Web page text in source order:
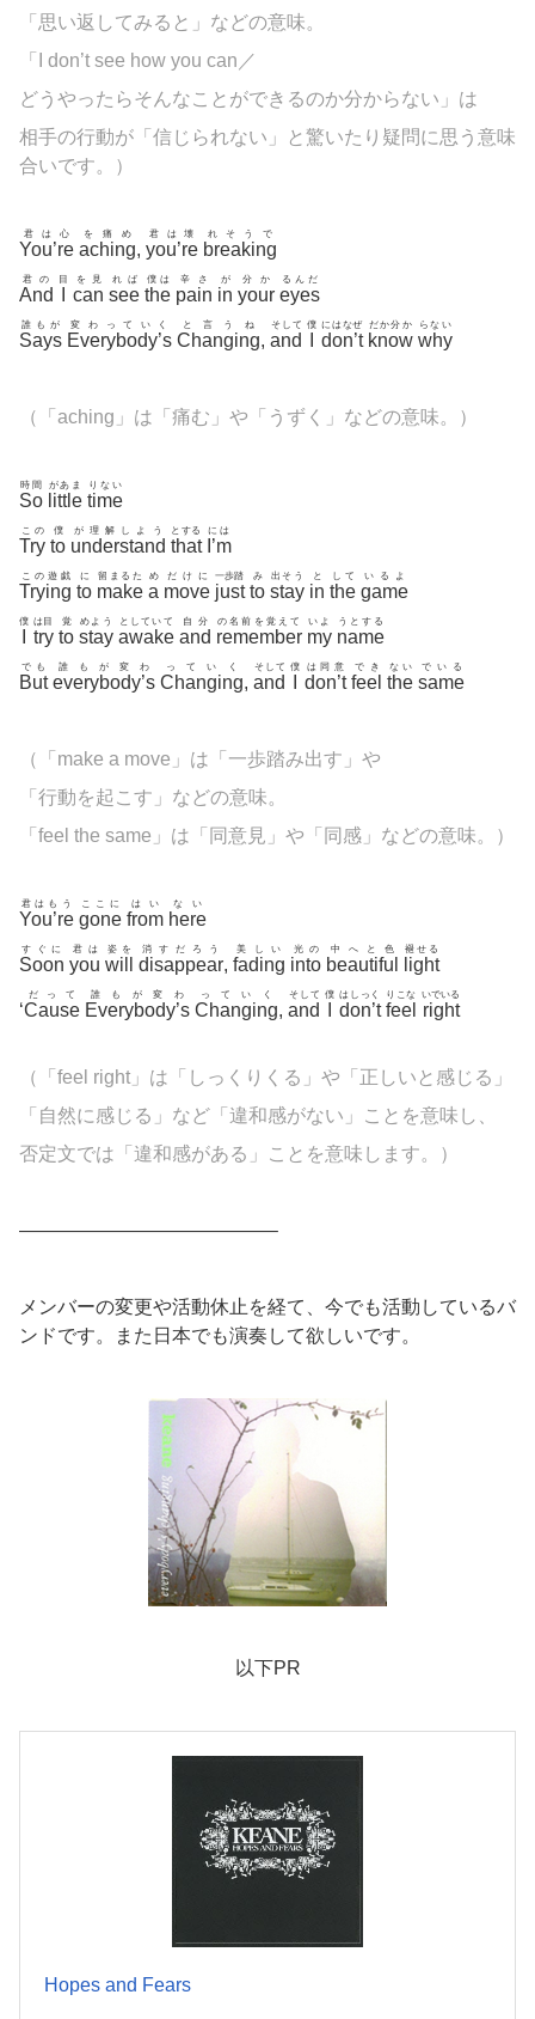
「思い返してみると」などの意味。
「I don’t see how you can／
どうやったらそんなことができるのか分からない」は
相手の行動が「信じられない」と驚いたり疑問に思う意味
合いです。）
You’re
君は心
aching
を痛め
, you’re
君は壊
breaking
れそうで
And
君の 目
can
を見
see
れば
the
僕は
pain
辛さ
in
が
your
分か
eyes
るんだ
Says
誰もが
Everybody’s
変わっていく
Changing
と言うね
, and
そして 僕
don’t
にはなぜ
know
だか分か
why
らない
（「 aching」は「痛む」や「うずく」などの意味。 ）
So
時間
little
があま
time
りない
Try
この
to
僕
understand
が理解しよう
that
とする
I’m
には
Trying
この遊戯
to
に
make
留まるた
a
め
move
だけに
just
一歩踏
to
み
stay
出そう
in
と
the
して
game
いるよ
僕
try
は目
to
覚
stay
めよう
awake
としていて
and
自分
remember
の名前を覚えて
my
いよ
name
うとする
But
でも
everybody’s
誰もが変わ
Changing
っていく
, and
そして 僕
don’t
は同意
feel
でき
the
ない
same
でいる
（「make a move」は「一歩踏み出す」や
「行動を起こす」などの意味。
「feel the same」は「同意見」や「同感」などの意味。）
You’re
君はもう
gone
ここに
from
はい
here
ない
Soon
すぐに
you
君は
will
姿を
disappear
消すだろう
, fading
美しい
into
光の
beautiful
中へと色
light
褪せる
‘Cause
だって
Everybody’s
誰もが変わ
Changing
っていく
, and
そして 僕
don’t
はしっく
feel
りこな
right
いでいる
（「feel right」は「しっくりくる」や「正しいと感じる」
「自然に感じる」など「違和感がない」ことを意味し、
否定文では「違和感がある」ことを意味します。）
—————————————–
メンバーの変更や活動休止を経て、今でも活動しているバ
ンドです。また日本でも演奏して欲しいです。
以下PR
Hopes and Fears